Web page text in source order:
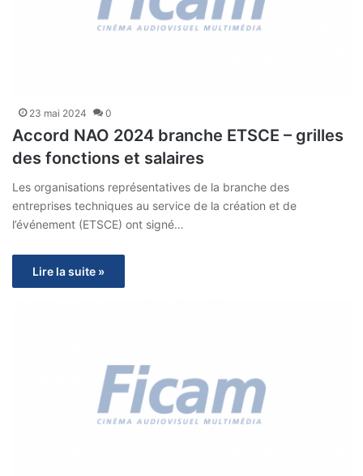
23 mai 2024 0
Accord NAO 2024 branche ETSCE – grilles
des fonctions et salaires
Les organisations représentatives de la branche des
entreprises techniques au service de la création et de
l’événement (ETSCE) ont signé…
Lire la suite »